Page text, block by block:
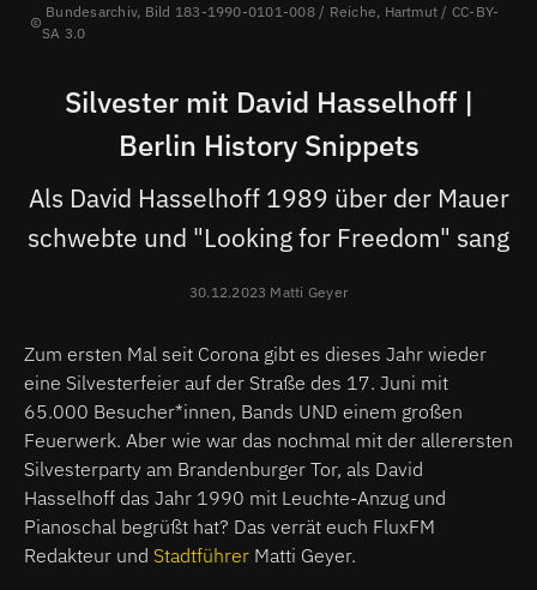
Bundesarchiv, Bild 183-1990-0101-008 / Reiche, Hartmut / CC-BY-
SA 3.0
Silvester mit David Hasselhoff |
Berlin History Snippets
Als David Hasselhoff 1989 über der Mauer
schwebte und "Looking for Freedom" sang
30.12.2023 Matti Geyer
Zum ersten Mal seit Corona gibt es dieses Jahr wieder
eine Silvesterfeier auf der Straße des 17. Juni mit
65.000 Besucher*innen, Bands UND einem großen
Feuerwerk. Aber wie war das nochmal mit der allerersten
Silvesterparty am Brandenburger Tor, als David
Hasselhoff das Jahr 1990 mit Leuchte-Anzug und
Pianoschal begrüßt hat? Das verrät euch FluxFM
Redakteur und Stadtführer Matti Geyer.